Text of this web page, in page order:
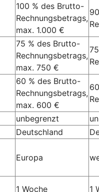
100 % des Brutto-
Rechnungsbetrags,
max. 1.000 €
75 % des Brutto-
Rechnungsbetrags,
max. 750 €
60 % des Brutto-
Rechnungsbetrags,
max. 600 €
unbegrenzt
Deutschland
Europa
1 Woche 1